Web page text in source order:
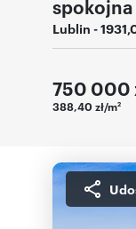
Lublin -
750 000
388,40 zł/m2